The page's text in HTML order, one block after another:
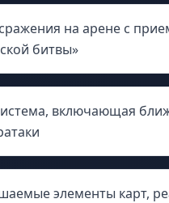
на арене с
битвы»
включающая
элементы карт,